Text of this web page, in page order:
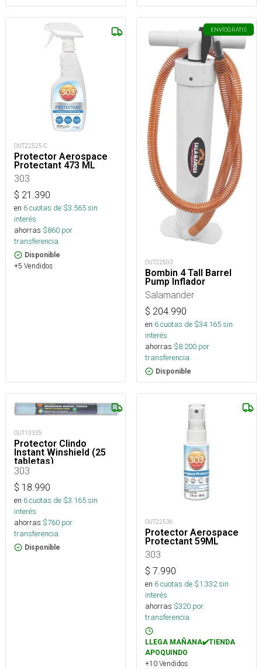
OUT22525-C
Protector Aerospace
Protectant 473 ML
303
$ 21.390
en 6cuotas de $3.565sin
interés
ahorras $860 por
transferencia.
Disponible
+5 Vendidos
ENVÍOGRATIS
OUT22503
Bombin 4 Tall Barrel
Pump Inflador
Salamander
$ 204.990
en 6cuotas de $34.165sin
interés
ahorras $8.200 por
transferencia.
Disponible
OUT13335
Protector Clindo
Instant Winshield (25
tabletas)
303
$ 18.990
en 6cuotas de $3.165sin
interés
ahorras $760 por
transferencia.
Disponible
OUT22536
Protector Aerospace
Protectant 59ML
303
$ 7.990
en 6cuotas de $1.332sin
interés
ahorras $320 por
transferencia.
LLEGA MAÑANA✔️TIENDA
APOQUINDO
+10 Vendidos